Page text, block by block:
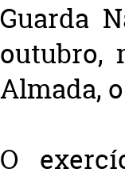
Guarda
outubro,
Almada,
O